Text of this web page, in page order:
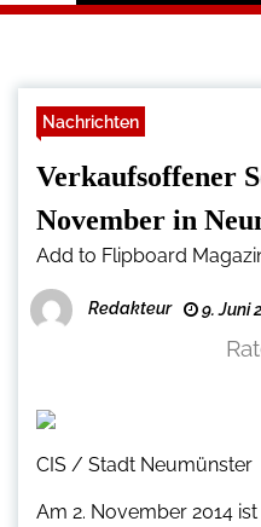
Nachrichten
Verkaufsoffener
November in
Add to Flipboard
Redakteur 9. Juni
CIS / Stadt Neumünster
Am 2. November 2014